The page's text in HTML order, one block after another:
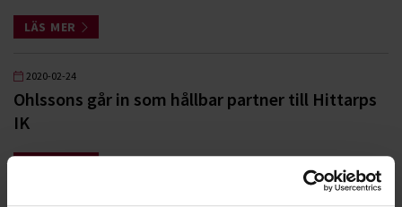
LÄS MER
2020-02-24
Ohlssons går in som hållbar partner till Hittarps
IK